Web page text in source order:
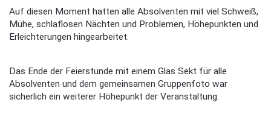
Auf diesen Moment hatten alle Absolventen mit viel Schweiß,
Mühe, schlaflosen Nächten und Problemen, Höhepunkten und
Erleichterungen hingearbeitet.
Das Ende der Feierstunde mit einem Glas Sekt für alle
Absolventen und dem gemeinsamen Gruppenfoto war
sicherlich ein weiterer Höhepunkt der Veranstaltung.